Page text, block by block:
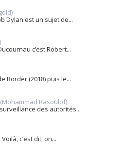
Dylan est un sujet de...
c’est Robert...
Border (2018) puis le...
Rasoulof)
des autorités...
c’est dit, on...